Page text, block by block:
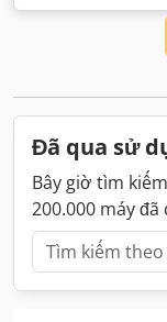
chiều dài:1.500
5
mm, áp suất:5
Đã qua sử
Bây giờ tìm
200.000 máy